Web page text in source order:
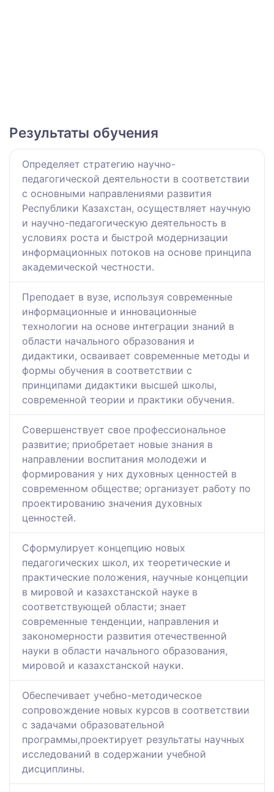
Результаты обучения
Определяет стратегию научно-
педагогической деятельности в соответствии
с основными направлениями развития
Республики Казахстан, осуществляет научную
и научно-педагогическую деятельность в
условиях роста и быстрой модернизации
информационных потоков на оcнове принципа
академической честности.
Преподает в вузе, используя современные
информационные и инновационные
технологии на основе интеграции знаний в
области начального образования и
дидактики, осваивает современные методы и
формы обучения в соответствии с
принципами дидактики высшей школы,
современной теории и практики обучения.
Совершенствует свое профессиональное
развитие; приобретает новые знания в
направлении воспитания молодежи и
формирования у них духовных ценностей в
современном обществе; организует работу по
проектированию значения духовных
ценностей.
Сформулирует концепцию новых
педагогических школ, их теоретические и
практические положения, научные концепции
в мировой и казахстанской науке в
соответствующей области; знает
современные тенденции, направления и
закономерности развития отечественной
науки в области начального образования,
мировой и казахстанской науки.
Обеспечивает учебно-методическое
сопровождение новых курсов в соответствии
с задачами образовательной
программы,проектирует результаты научных
исследований в содержании учебной
дисциплины.